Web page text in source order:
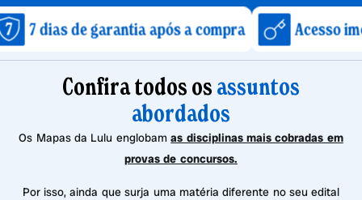
garantia após a compra Acesso imediato
Confira todos os assuntos
abordados
Os Mapas da Lulu englobamas disciplinas mais cobradas em
provas de concursos.
Por isso, ainda que surja uma matéria diferente no seu edital